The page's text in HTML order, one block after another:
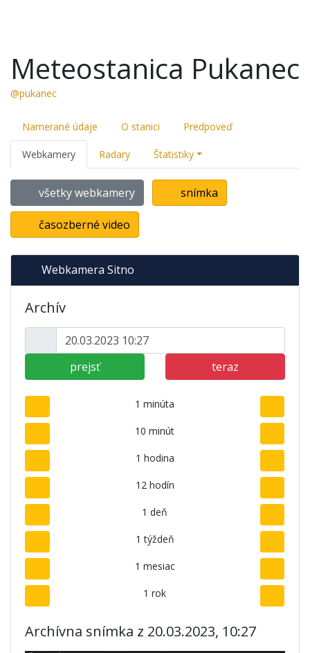
Meteostanica Pukanec
@pukanec
Namerané údaje O stanici Predpoveď
Webkamery Radary Štatistiky
všetky webkamery snímka
časozberné video
Webkamera Sitno
Archív
prejsť teraz
1 minúta
10 minút
1 hodina
12 hodín
1 deň
1 týždeň
1 mesiac
1 rok
Archívna snímka z 20.03.2023, 10:27